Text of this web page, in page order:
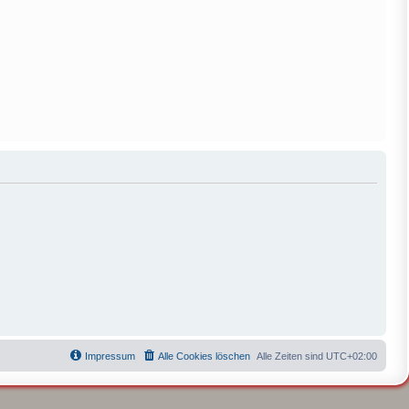
Alle Zeiten sind UTC+02:00
Alle Cookies löschen
Impressum